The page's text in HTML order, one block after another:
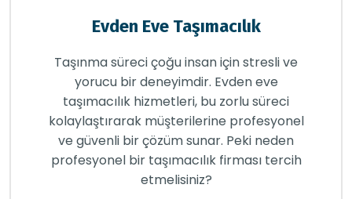
Evden Eve Taşımacılık
Taşınma süreci çoğu insan için stresli ve
yorucu bir deneyimdir. Evden eve
taşımacılık hizmetleri, bu zorlu süreci
kolaylaştırarak müşterilerine profesyonel
ve güvenli bir çözüm sunar. Peki neden
profesyonel bir taşımacılık firması tercih
etmelisiniz?